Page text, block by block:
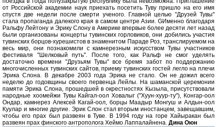
от Российской академии наук приехать посетить Туву пришло на его имя
спустя две недели после смерти ученого. Главной целью "Друзей Тувы"
стала пропаганда далекого края в самом центре Азии. GИменно благодаря
Ральфу Лейтону и Эрику Слону в Америке впервые более десяти лет назад
были организованы концерты тувинских горловиков, они добились участия
тувинских борцов-хурешистов в знаменитом Параде Роз, транслируемом на
весь мир, они познакомили с камнерезным искусством Тувы участников
фестиваля "Шелковый путь". После того, как Ральф не смог уделять
достаточно времени "Друзьям Тувы" все бремя забот по поддержанию
многочисленных тувинских сайтов, приему тувинских гостей легло на плечи
Эрика Слона. В декабре 2003 года Эрика не стало. Он не дожил всего
неделю до годовщины своего первенца Лейлы. На шаманской церемонии
памяти Эрика Слона, прошедшей в окрестностях Кызыла, присутствовали
народные хоомейжи Тувы Кайгал-оол Ховалыг ("Хуун-хуур-ту"), Конгар-оол
Ондар, камнерез Алексей Кагай-оол, борцы Маадыр Монгуш и Алдын-оол
Куулар и многие другие. Эрик Слон стал вторым иностанцем, завещавшим,
чтобы его прах был развеян в Туве. В 1994 году на горе Хайыракан был
развеян прах финского антрополога Хеймо Лаппалайнена. Дина Оюн